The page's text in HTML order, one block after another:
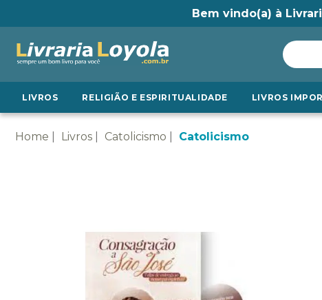
Bem vindo(a) à
LIVROS RELIGIÃO E ESPIRITUALIDADE LIVROS
Home Livros Catolicismo Catolicismo